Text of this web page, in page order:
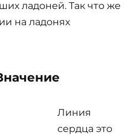
ладоней. Так что же
на ладонях
Линия
сердца это